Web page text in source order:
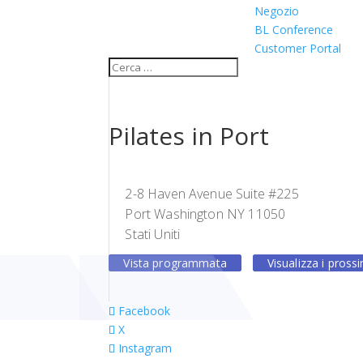
Negozio
BL Conference
Customer Portal
Pilates in Port
2-8 Haven Avenue Suite #225
Port Washington NY 11050
Stati Uniti
Vista programmata Visualizza i
Facebook
X
Instagram